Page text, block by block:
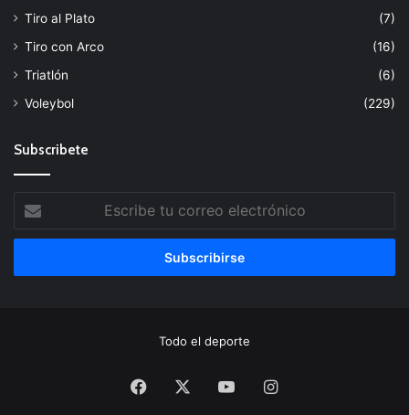
Tiro al Plato
(7)
Tiro con Arco
(16)
Triatlón
(6)
Voleybol
(229)
Subscribete
tu
correo
Todo el deporte
Facebook YouTubeInstagram